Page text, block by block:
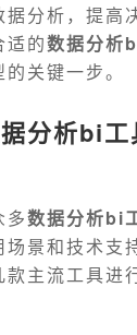
据分析，提高
适的数据分析
关键一步。
分析bi工
多数据分析bi
景和技术支
主流工具进